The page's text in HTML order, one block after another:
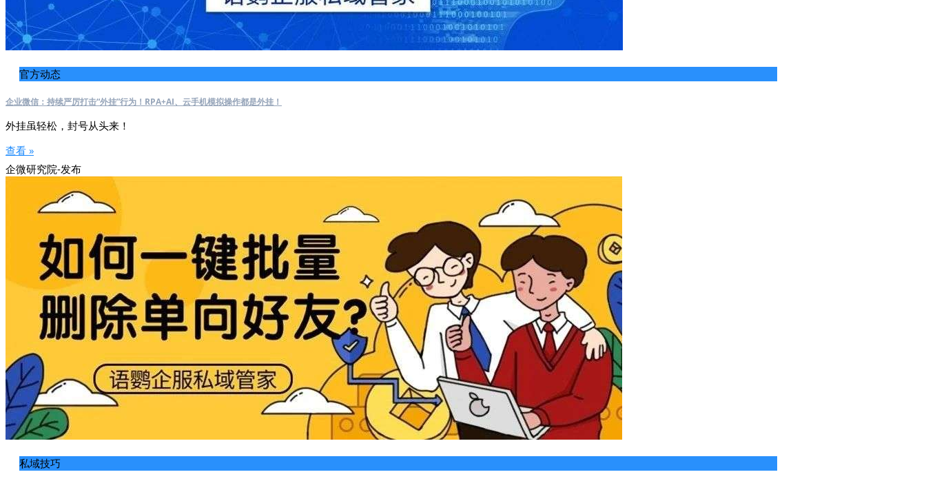
官方动态
企业微信：持续严厉打击“外挂”行为！RPA+AI、云手机模拟操作都是外挂！
外挂虽轻松，封号从头来！
查看 »
企微研究院-发布
私域技巧